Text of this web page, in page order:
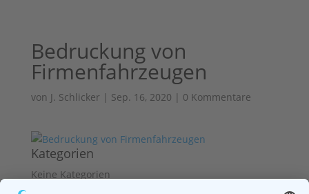
Bedruckung von
Firmenfahrzeugen
von J. Schlicker | Sep. 16, 2020 | 0 Kommentare
Kategorien
Keine Kategorien